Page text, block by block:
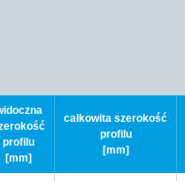
profilu
[mm]
całkowita szerokość
profilu
[mm]